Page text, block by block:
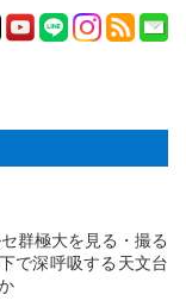
群極大を見る・撮る
で深呼吸する天文台